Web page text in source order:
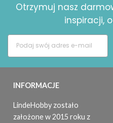
Otrzymuj nasz
inspiracji,
INFORMACJE
LindeHobby zostało
założone w 2015 roku z